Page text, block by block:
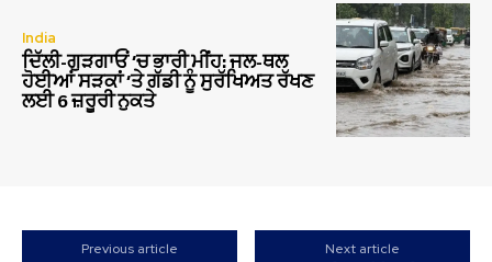
India
ਦਿੱਲੀ-ਗੁੜਗਾਓਂ ‘ਚ ਭਾਰੀ ਮੀਂਹ: ਜਲ-ਥਲ
ਹੋਈਆਂ ਸੜਕਾਂ ‘ਤੇ ਗੱਡੀ ਨੂੰ ਸੁਰੱਖਿਅਤ ਰੱਖਣ
ਲਈ 6 ਜ਼ਰੂਰੀ ਨੁਕਤੇ
Previous article Next article